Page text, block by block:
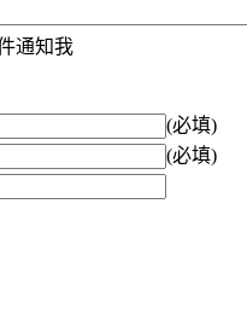
通知我
(必填)
(必填)